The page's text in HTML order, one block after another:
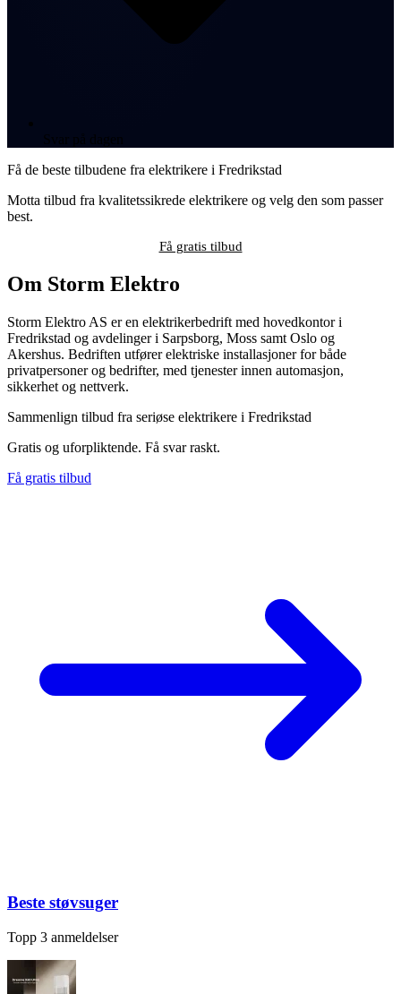
Få de beste tilbudene fra elektrikere i Fredrikstad
Motta tilbud fra kvalitetssikrede elektrikere og velg den som passer
best.
Få gratis tilbud
Om Storm Elektro
Storm Elektro AS er en elektrikerbedrift med hovedkontor i
Fredrikstad og avdelinger i Sarpsborg, Moss samt Oslo og
Akershus. Bedriften utfører elektriske installasjoner for både
privatpersoner og bedrifter, med tjenester innen automasjon,
sikkerhet og nettverk.
Sammenlign tilbud fra seriøse elektrikere i Fredrikstad
Gratis og uforpliktende. Få svar raskt.
Få gratis tilbud
Beste støvsuger
Topp 3 anmeldelser